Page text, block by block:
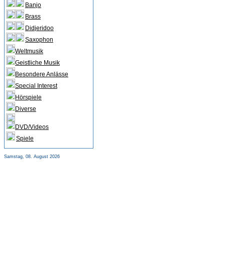
Banjo
Brass
Didjeridoo
Saxophon
Weltmusik
Geistliche Musik
Besondere Anlässe
Special Interest
Hörspiele
Diverse
DVD/Videos
Spiele
Samstag, 08. August 2026